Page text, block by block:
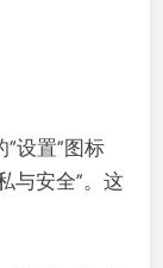
设置”图标
与安全”。这